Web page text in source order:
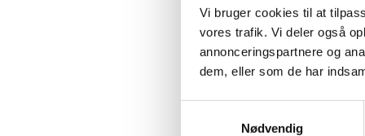
Vi bruger cookies til at
vores trafik. Vi deler også
annonceringspartnere og
dem, eller som de har
Nødvendig
Hvilke
Du skal
de tre